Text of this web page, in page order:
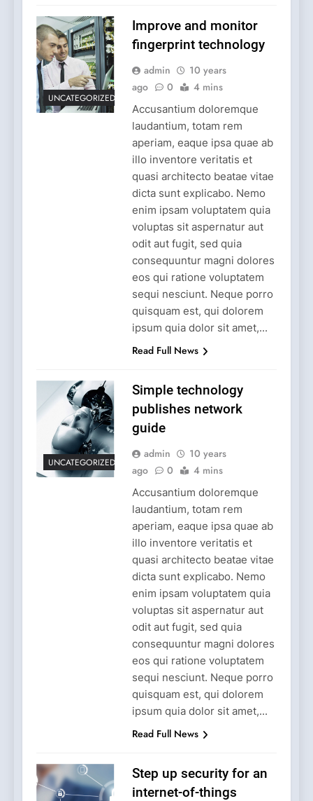
UNCATEGORIZED
Improve and monitor
fingerprint technology
admin
10 years
ago
0 4 mins
Accusantium doloremque
laudantium, totam rem
aperiam, eaque ipsa quae ab
illo inventore veritatis et
quasi architecto beatae vitae
dicta sunt explicabo. Nemo
enim ipsam voluptatem quia
voluptas sit aspernatur aut
odit aut fugit, sed quia
consequuntur magni dolores
eos qui ratione voluptatem
sequi nesciunt. Neque porro
quisquam est, qui dolorem
ipsum quia dolor sit amet,...
Read Full News
UNCATEGORIZED
Simple technology
publishes network
guide
admin
10 years
ago
0 4 mins
Accusantium doloremque
laudantium, totam rem
aperiam, eaque ipsa quae ab
illo inventore veritatis et
quasi architecto beatae vitae
dicta sunt explicabo. Nemo
enim ipsam voluptatem quia
voluptas sit aspernatur aut
odit aut fugit, sed quia
consequuntur magni dolores
eos qui ratione voluptatem
sequi nesciunt. Neque porro
quisquam est, qui dolorem
ipsum quia dolor sit amet,...
Read Full News
Step up security for an
internet-of-things